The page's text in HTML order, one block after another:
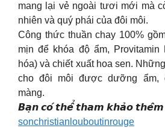
mang lại vẻ ngoài tươi mới mà
nhiên và quý phái của đôi môi.
Công thức thuần chay 100%
mịn để khóa độ ẩm, Provitamin
hóa) và chiết xuất hoa sen.
cho đôi môi được dưỡng ẩm,
màng.
𝘽𝙖̣𝙣 𝙘𝙤́ 𝙩𝙝𝙚̂̉ 𝙩𝙝𝙖𝙢 𝙠𝙝𝙖̉𝙤 𝙩𝙝𝙚̂𝙢
sonchristianlouboutinrouge